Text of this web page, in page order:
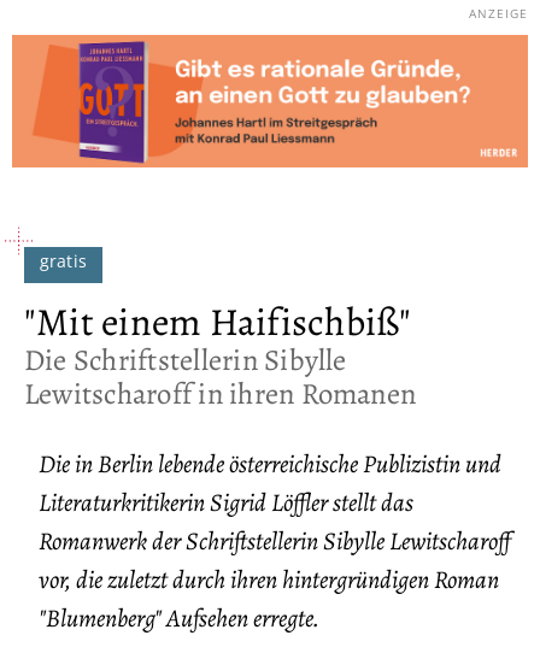
"Mit einem Haifischbiß"
:
Die Schriftstellerin Sibylle
Lewitscharoff in ihren Romanen
Die in Berlin lebende österreichische Publizistin und
Literaturkritikerin Sigrid Löffler stellt das
Romanwerk der Schriftstellerin Sibylle Lewitscharoff
vor, die zuletzt durch ihren hintergründigen Roman
"Blumenberg" Aufsehen erregte.